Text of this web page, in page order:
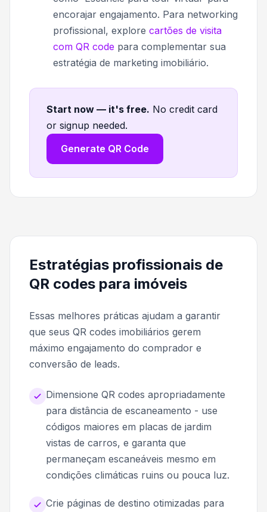
encorajar engajamento. Para networking
profissional, explore cartões de visita
com QR code para complementar sua
estratégia de marketing imobiliário.
Start now — it's free. No credit card
or signup needed.
Generate QR Code
Estratégias profissionais de
QR codes para imóveis
Essas melhores práticas ajudam a garantir
que seus QR codes imobiliários gerem
máximo engajamento do comprador e
conversão de leads.
Dimensione QR codes apropriadamente
para distância de escaneamento - use
códigos maiores em placas de jardim
vistas de carros, e garanta que
permaneçam escaneáveis mesmo em
condições climáticas ruins ou pouca luz.
Crie páginas de destino otimizadas para